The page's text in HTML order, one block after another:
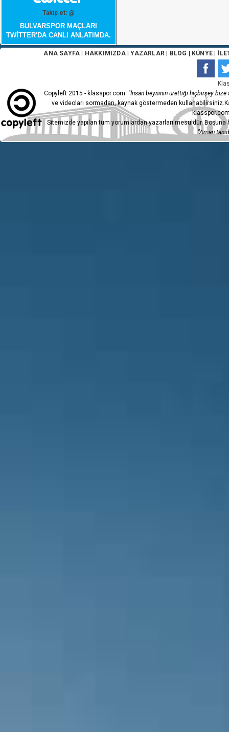
Takip et: @
BULVARSPOR MAÇLARI
TWİTTER'DA CANLI ANLATIMDA.
ANA SAYFA HAKKIMIZDA|YAZARLAR BLOG KÜNYE|
Copyleft 2015 - klasspor.com. "İnsan beyninin ürettiği hiçbirşey bize
ve videoları sormadan, kaynak göstermeden
Sitemizde yapılan tüm yorumlardan yazarları mesuldür.
"Aman